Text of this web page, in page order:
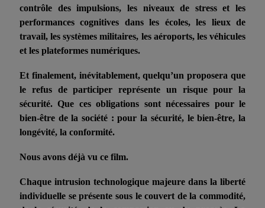
contrôle des impulsions, les niveaux de stress et les
performances cognitives dans les écoles, les lieux de
travail, les systèmes militaires, les aéroports, les véhicules
et les plateformes numériques.
Et finalement, inévitablement, quelqu’un proposera que
le refus de participer représente un risque pour la
sécurité. Que ces obligations sont nécessaires pour le
bien-être de la société : pour la sécurité, le bien-être, la
longévité, la conformité.
Nous avons déjà vu ce film.
Chaque intrusion technologique majeure dans la liberté
individuelle se présente sous le couvert de la commodité,